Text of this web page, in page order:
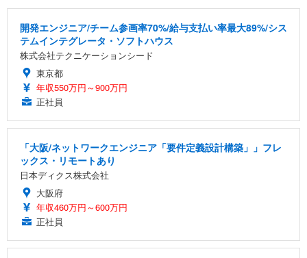
開発エンジニア/チーム参画率70%/給与支払い率最大89%/シス
テムインテグレータ・ソフトハウス
株式会社テクニケーションシード
東京都
年収550万円～900万円
正社員
「大阪/ネットワークエンジニア「要件定義設計構築」」フレ
ックス・リモートあり
日本ディクス株式会社
大阪府
年収460万円～600万円
正社員